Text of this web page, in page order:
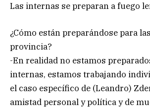
Las internas se preparan a fuego
¿Cómo están preparándose para
provincia?
-En realidad no estamos
internas, estamos trabajando
el caso específico de (Leandro)
amistad personal y política y de